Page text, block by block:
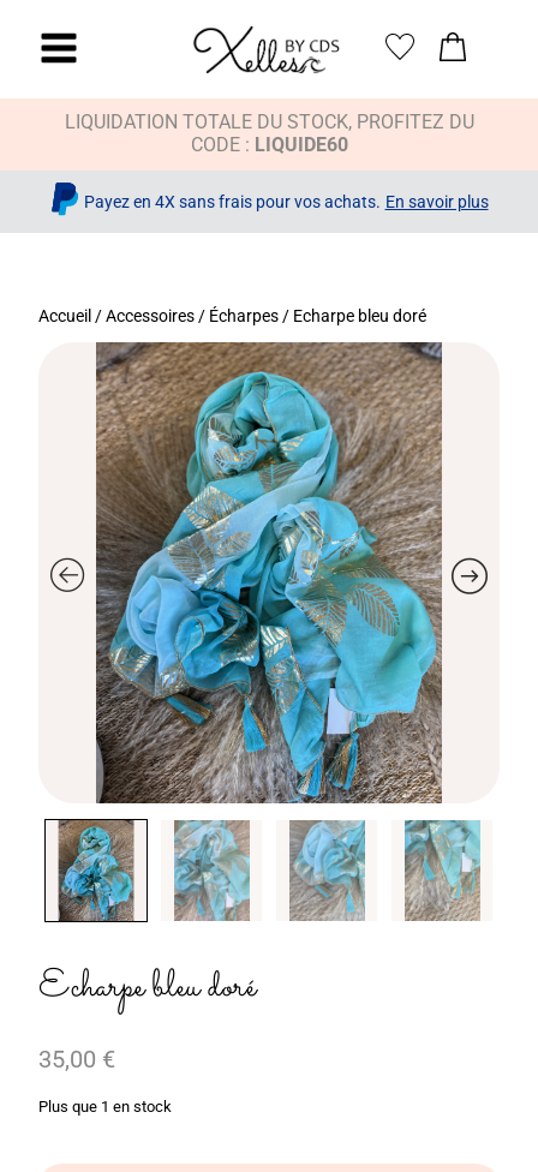
LIQUIDATION TOTALE DU STOCK, PROFITEZ DU
CODE : LIQUIDE60
Payez en 4X sans frais pour vos achats. En savoir plus
Accueil /Accessoires / Écharpes / Echarpe bleu doré
Echarpe bleu doré
35,00 €
Plus que 1 en stock